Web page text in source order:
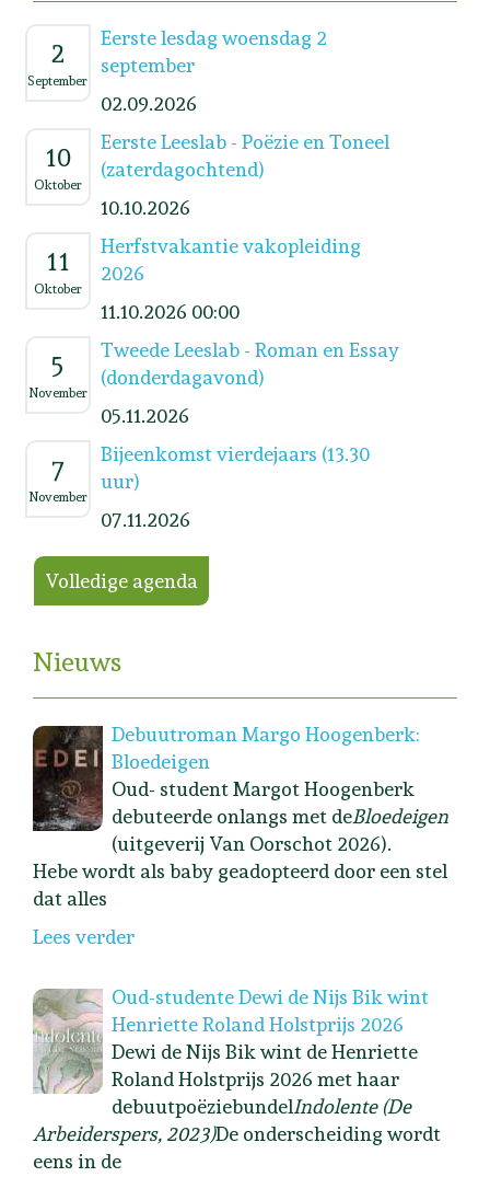
2
September
Eerste lesdag woensdag 2
september
02.09.2026
10
Oktober
Eerste Leeslab - Poëzie en Toneel
(zaterdagochtend)
10.10.2026
11
Oktober
Herfstvakantie vakopleiding
2026
11.10.2026 00:00
5
November
Tweede Leeslab - Roman en Essay
(donderdagavond)
05.11.2026
7
November
Bijeenkomst vierdejaars (13.30
uur)
07.11.2026
Volledige agenda
Nieuws
Debuutroman Margo Hoogenberk:
Bloedeigen
Oud- student Margot Hoogenberk
debuteerde onlangs met deBloedeigen
(uitgeverij Van Oorschot 2026).
Hebe wordt als baby geadopteerd door een stel
dat alles
Lees verder
Oud-studente Dewi de Nijs Bik wint
Henriette Roland Holstprijs 2026
Dewi de Nijs Bik wint de Henriette
Roland Holstprijs 2026 met haar
debuutpoëziebundelIndolente (De
Arbeiderspers, 2023)De onderscheiding wordt
eens in de